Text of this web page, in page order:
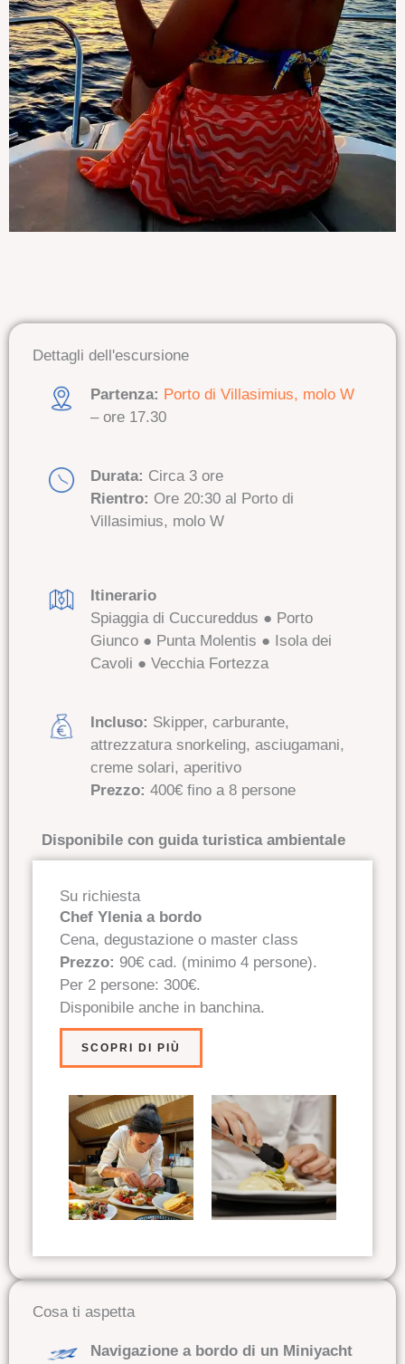
Dettagli dell'escursione
Partenza: Porto di Villasimius, molo W
– ore 17.30
Durata: Circa 3 ore
Rientro: Ore 20:30 al Porto di
Villasimius, molo W
Itinerario
Spiaggia di Cuccureddus ● Porto
Giunco ● Punta Molentis ● Isola dei
Cavoli ● Vecchia Fortezza
Incluso: Skipper, carburante,
attrezzatura snorkeling, asciugamani,
creme solari, aperitivo
Prezzo: 400€ fino a 8 persone
Disponibile con guida turistica ambientale
Su richiesta
Chef Ylenia a bordo
Cena, degustazione o master class
Prezzo: 90€ cad. (minimo 4 persone).
Per 2 persone: 300€.
Disponibile anche in banchina.
SCOPRI DI PIÙ
Cosa ti aspetta
Navigazione a bordo di un Miniyacht